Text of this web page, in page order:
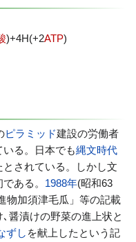
)+4H(+2ATP)
ピラミッド建設の労働者
る。日本でも縄文時代
されている。しかし文
ある。 1988年(昭和63
物加須津毛瓜」等の記載
､醤漬けの野菜の進上状と
ずし を献上したという記